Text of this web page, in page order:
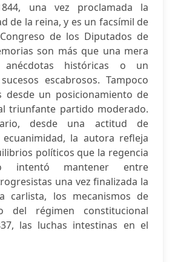
una vez proclamada la
de la reina, y es un facsímil de
de los Diputados de
son más que una mera
anécdotas históricas o un
escabrosos. Tampoco
desde un posicionamiento de
triunfante partido moderado.
desde una actitud de
la autora refleja
políticos que la regencia
intentó mantener entre
una vez finalizada la
carlista, los mecanismos de
del régimen constitucional
las luchas intestinas en el